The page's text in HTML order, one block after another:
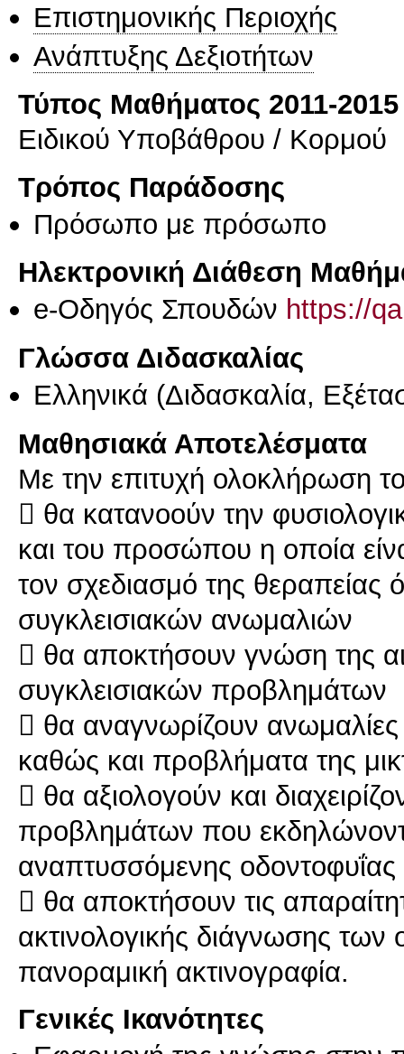
Επιστημονικής Περιοχής
Ανάπτυξης Δεξιοτήτων
Τύπος Μαθήματος 2011-2015
Ειδικού Υποβάθρου / Κορμού
Τρόπος Παράδοσης
Πρόσωπο με πρόσωπο
Ηλεκτρονική Διάθεση
e-Οδηγός Σπουδών https://
Γλώσσα Διδασκαλίας
Ελληνικά (Διδασκαλία,
Μαθησιακά Αποτελέσματα
Με την επιτυχή ολοκλήρωση
 θα κατανοούν την
και του προσώπου η οποία
τον σχεδιασμό της θεραπείας
συγκλεισιακών ανωμαλιών
 θα αποκτήσουν γνώση της
συγκλεισιακών προβλημάτων
 θα αναγνωρίζουν
καθώς και προβλήματα της
 θα αξιολογούν και
προβλημάτων που
αναπτυσσόμενης οδοντοφυΐας
 θα αποκτήσουν τις
ακτινολογικής διάγνωσης
Γενικές Ικανότητες